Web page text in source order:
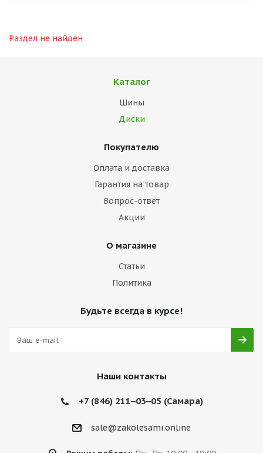
Раздел не найден
Каталог
Шины
Диски
Покупателю
Оплата и доставка
Гарантия на товар
Вопрос-ответ
Акции
О магазине
Статьи
Политика
Будьте всегда в курсе!
Наши контакты
+7 (846) 211‒03‒05 (Самара)
sale@zakolesami.online